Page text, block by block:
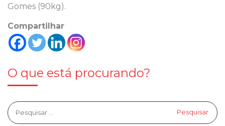
Gomes (90kg).
Compartilhar
O que está procurando?